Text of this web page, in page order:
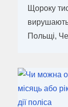
Щороку
вирушають
Польщі,